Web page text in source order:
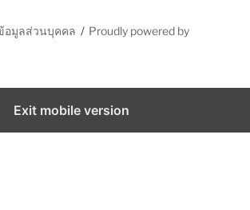
อมูลส่วนบุคคล
Proudly powered by
Exit mobile version